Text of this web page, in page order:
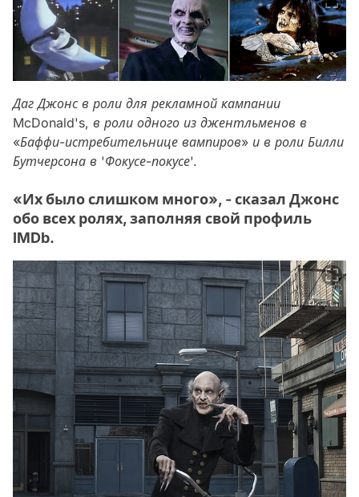
Даг Джонс в роли для рекламной кампании
McDonald's, в роли одного из джентльменов в
«Баффи-истребительнице вампиров» и в роли Билли
Бутчерсона в 'Фокусе-покусе'.
«Их было слишком много», - сказал Джонс
обо всех ролях, заполняя свой профиль
IMDb.